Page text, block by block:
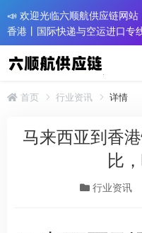
📣 欢迎光临六顺航供应链网
香港丨国际快递与空运进口专
首页 行业资讯 详情
马来西亚到香
比
行业资讯